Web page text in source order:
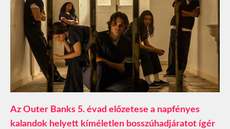
Az Outer Banks 5. évad előzetese a napfényes
kalandok helyett kíméletlen bosszúhadjáratot ígér